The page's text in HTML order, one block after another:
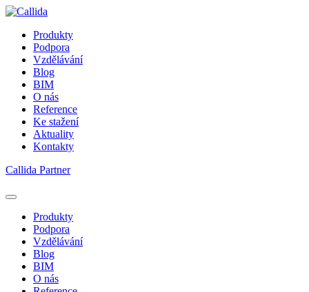
Produkty
Podpora
Vzdělávání
Blog
BIM
O nás
Reference
Ke stažení
Aktuality
Kontakty
Callida Partner
Produkty
Podpora
Vzdělávání
Blog
BIM
O nás